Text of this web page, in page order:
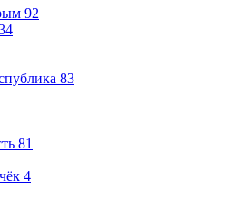
92
83
81
4